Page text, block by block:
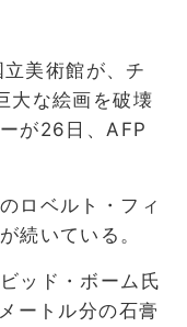
美術館が、チ
大な絵画を破壊
が26日、AFP
ロベルト・フィ
続いている。
ッド・ボーム氏
ートル分の石膏